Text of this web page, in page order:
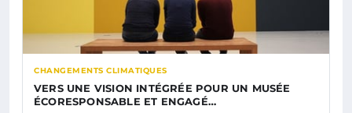
CHANGEMENTS CLIMATIQUES
VERS UNE VISION INTÉGRÉE POUR UN MUSÉE
ÉCORESPONSABLE ET ENGAGÉ…